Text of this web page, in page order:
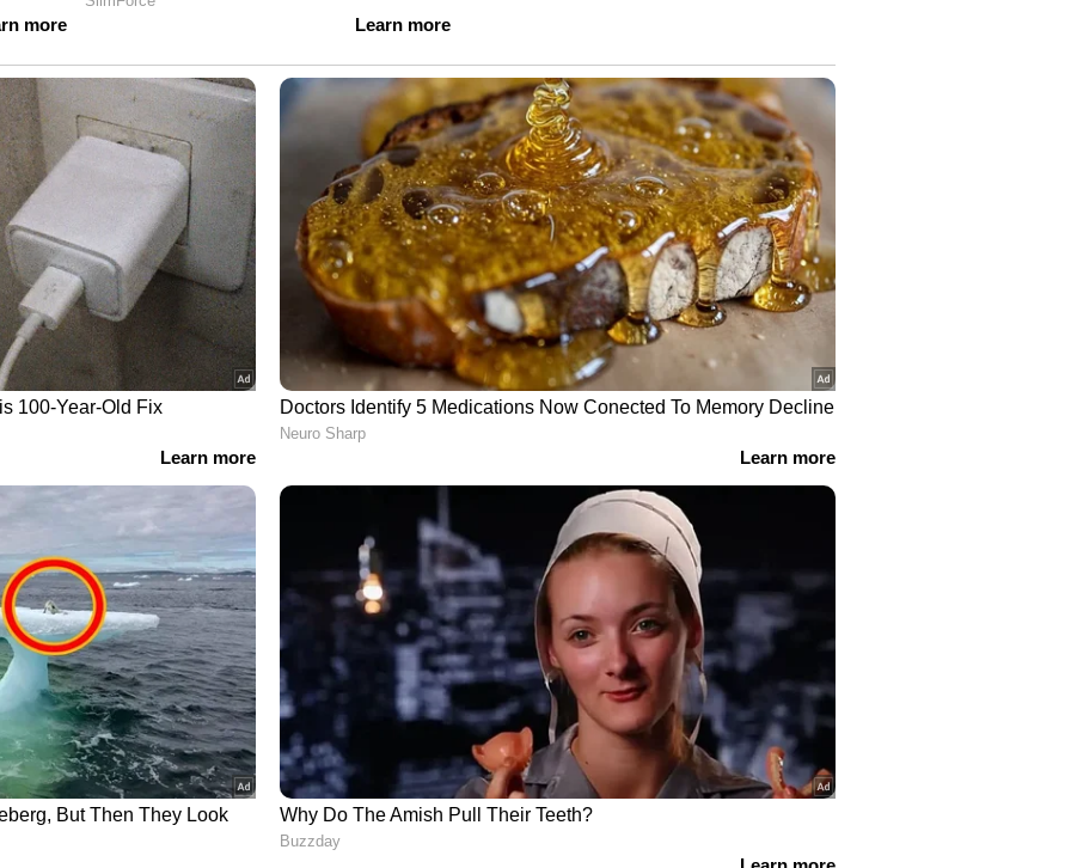
മോശം കൊളസ്ട്രോൾ കുറയ്ക്കും. ലയിക്കുന്ന
ആഗിരണം ചെയ്യുന്നതിൽ നിന്ന് തടയുന്നു.
ഭക്ഷണങ്ങൾ ദൈനംദിന ഭക്ഷണത്തിൽ